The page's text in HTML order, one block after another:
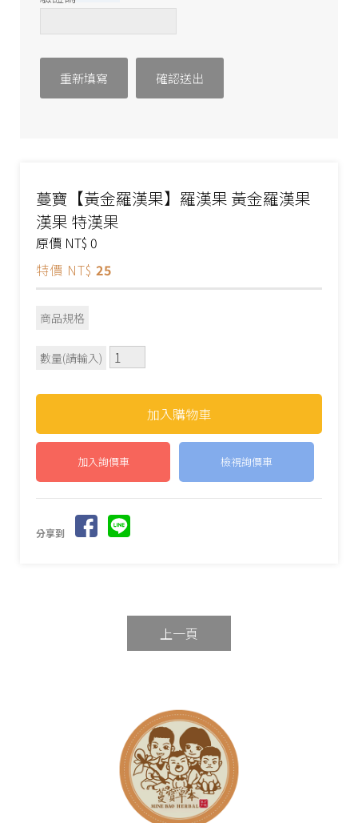
蔓寶【黃金羅漢果】羅漢果 黃金羅漢果
漢果 特漢果
原價 NT$ 0
特價 NT$ 25
商品規格
數量(請輸入)
檢視詢價車
分享到
上一頁